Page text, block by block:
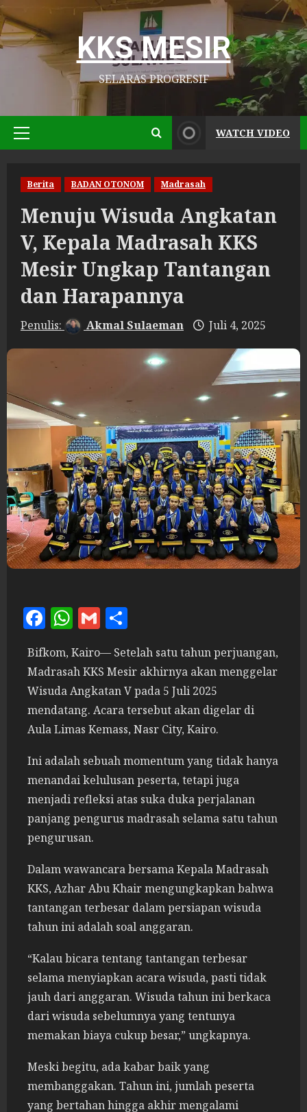
Skip
to
content
KKS MESIR
SELARAS PROGRESIF
Primary
WATCH VIDEO
Berita BADAN OTONOM Madrasah
Menuju Wisuda Angkatan
V, Kepala Madrasah KKS
Mesir Ungkap Tantangan
dan Harapannya
Akmal Sulaeman Juli 4, 2025
Facebook
WhatsApp
Gmail
Bifkom, Kairo— Setelah satu tahun perjuangan,
Madrasah KKS Mesir akhirnya akan menggelar
Wisuda Angkatan V pada 5 Juli 2025
mendatang. Acara tersebut akan digelar di
Aula Limas Kemass, Nasr City, Kairo.
Ini adalah sebuah momentum yang tidak hanya
menandai kelulusan peserta, tetapi juga
menjadi refleksi atas suka duka perjalanan
panjang pengurus madrasah selama satu tahun
pengurusan.
Dalam wawancara bersama Kepala Madrasah
KKS, Azhar Abu Khair mengungkapkan bahwa
tantangan terbesar dalam persiapan wisuda
tahun ini adalah soal anggaran.
“Kalau bicara tentang tantangan terbesar
selama menyiapkan acara wisuda, pasti tidak
jauh dari anggaran. Wisuda tahun ini berkaca
dari wisuda sebelumnya yang tentunya
memakan biaya cukup besar,” ungkapnya.
Meski begitu, ada kabar baik yang
membanggakan. Tahun ini, jumlah peserta
yang bertahan hingga akhir mengalami